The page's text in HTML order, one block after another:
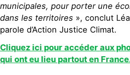
municipales, pour porter une
dans les territoires », conclut
parole d’Action Justice Climat.
Cliquez ici pour accéder aux
qui ont eu lieu partout en